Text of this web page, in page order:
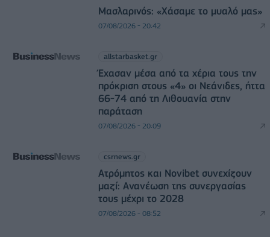
Μασλαρινός: «Χάσαμε το μυαλό μας»
07/08/2026 - 20:42
allstarbasket.gr
Έχασαν μέσα από τα χέρια τους την
πρόκριση στους «4» οι Νεάνιδες, ήττα
66-74 από τη Λιθουανία στην
παράταση
07/08/2026 - 20:09
csrnews.gr
Ατρόμητος και Novibet συνεχίζουν
μαζί: Ανανέωση της συνεργασίας
τους μέχρι το 2028
07/08/2026 - 08:52